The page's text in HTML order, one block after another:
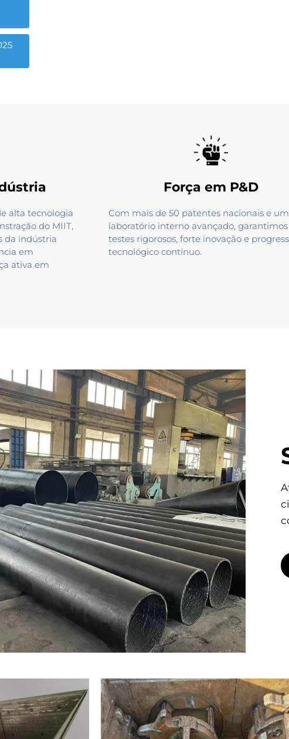
alta tecnologia
do MIIT,
da indústria
em
ativa em
Força em P&D
Com mais de 50 patentes nacionais e um
laboratório interno avançado, garantimos
testes rigorosos, forte inovação e
tecnológico contínuo.